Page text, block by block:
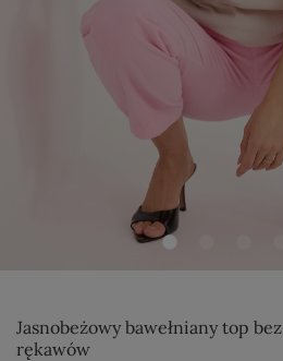
Jasnobeżowy bawełniany top bez
rękawów